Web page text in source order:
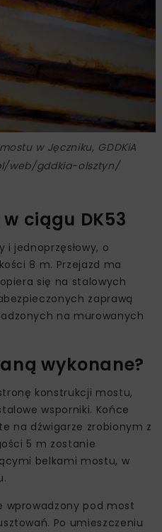
w Jęczniku, GDDKiA
web/gddkia-olsztyn/
ciągu DK53
i jednoprzęsłowy, o
8 m. Przejazd ma
się na stalowych
zaprawą
na murowanych
wykonane?
konstrukcji mostu,
wsporniki. Końce
na dźwigarze zrobionym z
5 m zostanie
belkami mostu, w
wprowadzony pod most
Po umieszczeniu